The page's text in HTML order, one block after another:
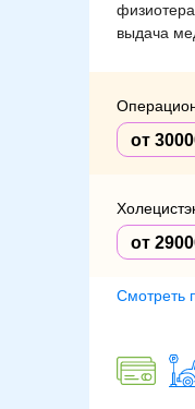
выдача
от
от
Смотреть